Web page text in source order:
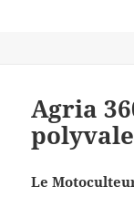
Agria
Le